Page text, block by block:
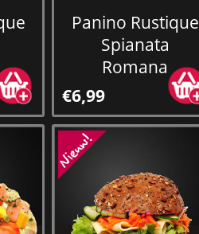
Panino Rustique
Spianata
Romana
€6,99